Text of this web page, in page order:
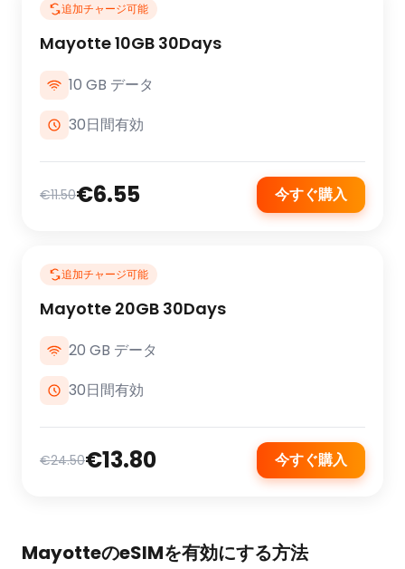
追加チャージ可能
Mayotte 10GB 30Days
10 GB データ
30日間有効
€11.50€6.55 今すぐ購入
追加チャージ可能
Mayotte 20GB 30Days
20 GB データ
30日間有効
€24.50€13.80 今すぐ購入
MayotteのeSIMを有効にする方法